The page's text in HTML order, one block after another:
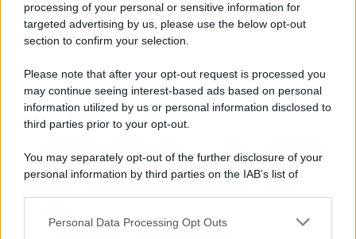
processing of your personal or sensitive information for
targeted advertising by us, please use the below opt-out
section to confirm your selection.
Please note that after your opt-out request is processed you
may continue seeing interest-based ads based on personal
information utilized by us or personal information disclosed to
third parties prior to your opt-out.
You may separately opt-out of the further disclosure of your
personal information by third parties on the IAB’s list of
This information may also be disclosed by us to third parties
Personal Data Processing Opt Outs
Avellino: è il giorno della presentazione delle
maglie e della squadra